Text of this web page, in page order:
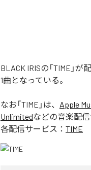
BLACK IRISの「TIME」
1曲となっている。
なお「TIME 」は、 Apple
Unlimitedなどの音楽配
各配信サービス： TIME